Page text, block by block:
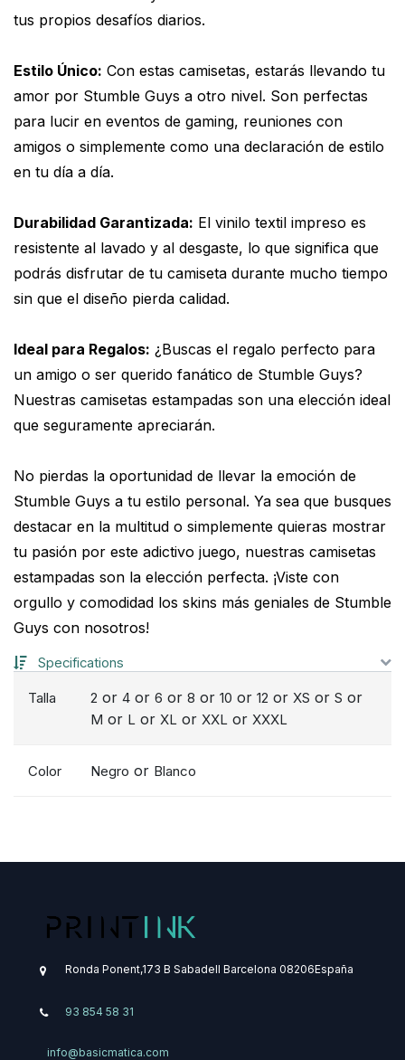
tus propios desafíos diarios.
Estilo Único: Con estas camisetas, estarás llevando tu
amor por Stumble Guys a otro nivel. Son perfectas
para lucir en eventos de gaming, reuniones con
amigos o simplemente como una declaración de estilo
en tu día a día.
Durabilidad Garantizada: El vinilo textil impreso es
resistente al lavado y al desgaste, lo que significa que
podrás disfrutar de tu camiseta durante mucho tiempo
sin que el diseño pierda calidad.
Ideal para Regalos: ¿Buscas el regalo perfecto para
un amigo o ser querido fanático de Stumble Guys?
Nuestras camisetas estampadas son una elección ideal
que seguramente apreciarán.
No pierdas la oportunidad de llevar la emoción de
Stumble Guys a tu estilo personal. Ya sea que busques
destacar en la multitud o simplemente quieras mostrar
tu pasión por este adictivo juego, nuestras camisetas
estampadas son la elección perfecta. ¡Viste con
orgullo y comodidad los skins más geniales de Stumble
Guys con nosotros!
Specifications
Talla 2 or 4 or 6 or 8 or 10 or 12 or XS or S or
M or L or XL or XXL or XXXL
Color Negro or Blanco
Ronda Ponent,173 B Sabadell Barcelona 08206​España
93 854 58 31
info@basicmatica.com